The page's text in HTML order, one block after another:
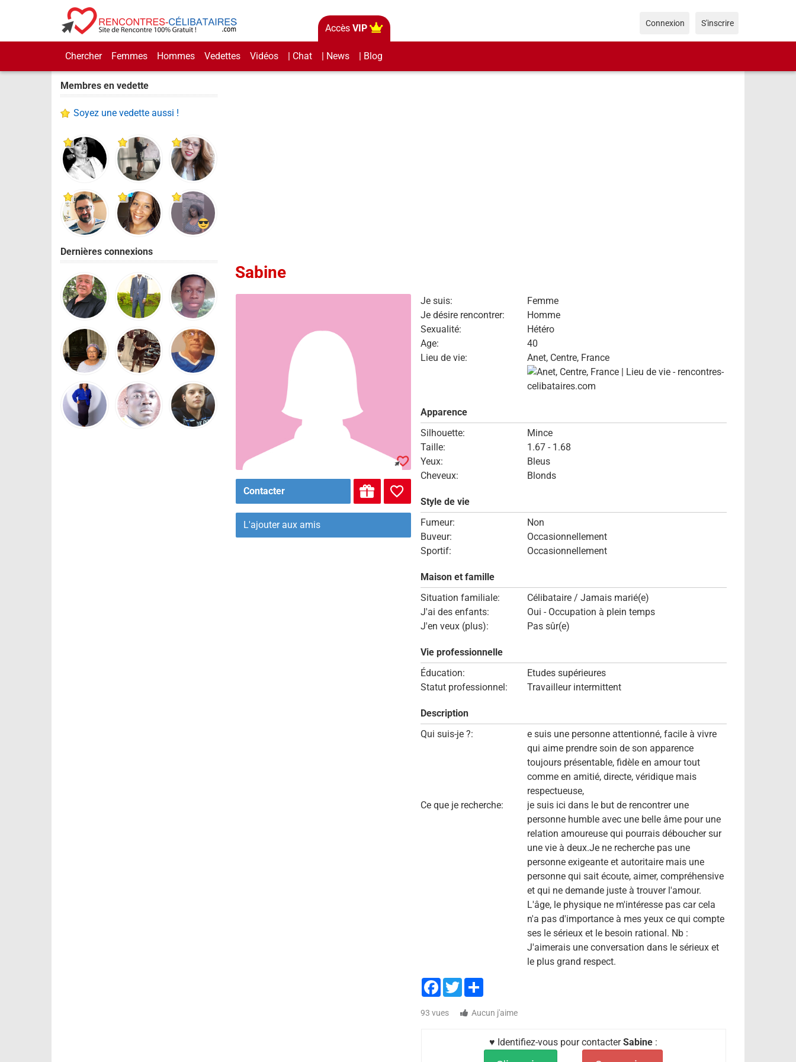
Accès VIP
Chercher Femmes Hommes Vedettes Vidéos | Chat | News | Blog
Connexion S'inscrire
Membres en vedette
Soyez une vedette aussi !
Dernières connexions
Sabine
Contacter
L'ajouter aux amis
Je suis:
Femme
Je désire rencontrer:
Homme
Sexualité:
Hétéro
Age:
40
Lieu de vie:
Anet, Centre, France
Apparence
Silhouette:
Mince
Taille:
1.67 - 1.68
Yeux:
Bleus
Cheveux:
Blonds
Style de vie
Fumeur:
Non
Buveur:
Occasionnellement
Sportif:
Occasionnellement
Maison et famille
Situation familiale:
Célibataire / Jamais marié(e)
J'ai des enfants:
Oui - Occupation à plein temps
J'en veux (plus):
Pas sûr(e)
Vie professionnelle
Éducation:
Etudes supérieures
Statut professionnel:
Travailleur intermittent
Description
Qui suis-je ?:
e suis une personne attentionné, facile à vivre
qui aime prendre soin de son apparence
toujours présentable, fidèle en amour tout
comme en amitié, directe, véridique mais
respectueuse,
Ce que je recherche:
je suis ici dans le but de rencontrer une
personne humble avec une belle âme pour une
relation amoureuse qui pourrais déboucher sur
une vie à deux.Je ne recherche pas une
personne exigeante et autoritaire mais une
personne qui sait écoute, aimer, compréhensive
et qui ne demande juste à trouver l'amour.
L'âge, le physique ne m'intéresse pas car cela
n'a pas d'importance à mes yeux ce qui compte
ses le sérieux et le besoin rational. Nb :
J'aimerais une conversation dans le sérieux et
le plus grand respect.
Facebook
TwitterShare
93 vues Aucun j'aime
♥ Identifiez-vous pour contacterSabine :